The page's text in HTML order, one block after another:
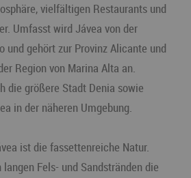
vielfältigen Restaurants und
Umfasst wird Jávea von der
und gehört zur Provinz Alicante und
Region von Marina Alta an.
die größere Stadt Denia sowie
in der näheren Umgebung.
ist die fassettenreiche Natur.
Fels- und Sandstränden die